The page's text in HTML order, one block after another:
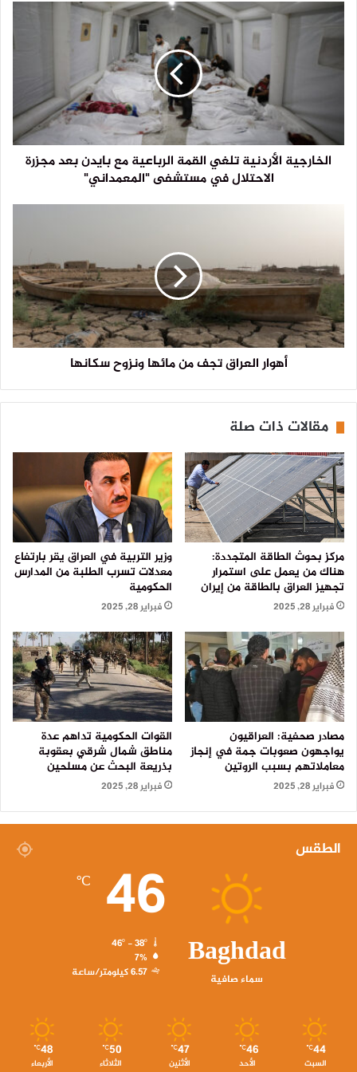
الخارجية الأردنية تلغي القمة الرباعية مع بايدن بعد مجزرة
الاحتلال في مستشفى "المعمداني"
أهوار العراق تجف من مائها ونزوح سكانها
مقالات ذات صلة
مركز بحوث الطاقة المتجددة:
هناك من يعمل على استمرار
تجهيز العراق بالطاقة من إيران
فبراير 28, 2025
وزير التربية في العراق يقر بارتفاع
معدلات تسرب الطلبة من المدارس
الحكومية
فبراير 28, 2025
مصادر صحفية: العراقيون
يواجهون صعوبات جمة في إنجاز
معاملاتهم بسبب الروتين
فبراير 28, 2025
القوات الحكومية تداهم عدة
مناطق شمال شرقي بعقوبة
بذريعة البحث عن مسلحين
فبراير 28, 2025
الطقس
Baghdad
سماء صافية
46
℃
46º - 38º
7%
6.57 كيلومتر/ساعة
44
℃
السبت
46
℃
الأحد
47
℃
الأثنين
50
℃
الثلاثاء
48
℃
الأربعاء